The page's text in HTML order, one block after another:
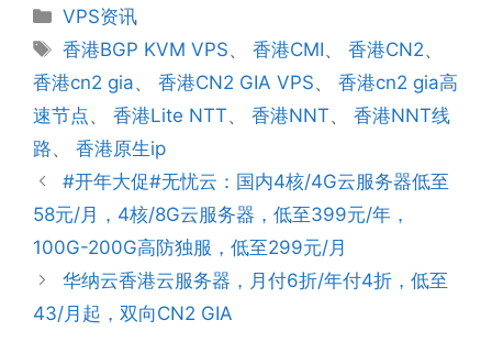
分
类
VPS资讯
标
签
香港BGP KVM VPS、香港CMI、香港CN2、
香港cn2 gia、 香港CN2 GIA VPS、 香港cn2 gia高
速节点、 香港Lite NTT、 香港NNT、 香港NNT线
路、 香港原生ip
#开年大促#无忧云：国内4核/4G云服务器低至
58元/月，4核/8G云服务器，低至399元/年，
100G-200G高防独服，低至299元/月
华纳云香港云服务器，月付6折/年付4折，低至
43/月起，双向CN2 GIA